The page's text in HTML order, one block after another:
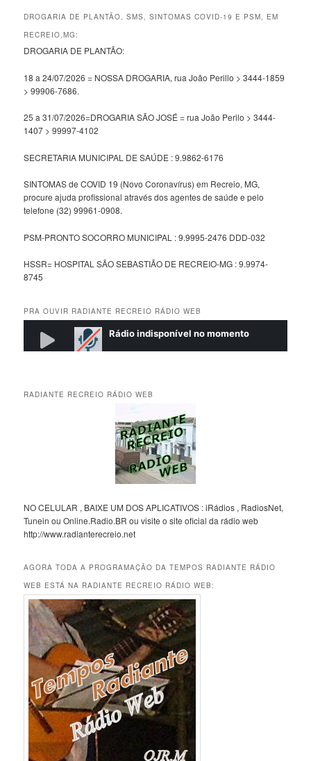
DROGARIA DE PLANTÃO, SMS, SINTOMAS COVID-19 E PSM, EM
RECREIO,MG:
DROGARIA DE PLANTÃO:
18 a 24/07/2026 = NOSSA DROGARIA, rua João Perillo > 3444-1859
> 99906-7686.
25 a 31/07/2026=DROGARIA SÃO JOSÉ = rua João Perilo > 3444-
1407 > 99997-4102
SECRETARIA MUNICIPAL DE SAÚDE : 9.9862-6176
SINTOMAS de COVID 19 (Novo Coronavírus) em Recreio, MG,
procure ajuda profissional através dos agentes de saúde e pelo
telefone (32) 99961-0908.
PSM-PRONTO SOCORRO MUNICIPAL : 9.9995-2476 DDD-032
HSSR= HOSPITAL SÃO SEBASTIÃO DE RECREIO-MG : 9.9974-
8745
PRA OUVIR RADIANTE RECREIO RÁDIO WEB
RADIANTE RECREIO RÁDIO WEB
NO CELULAR , BAIXE UM DOS APLICATIVOS : iRádios , RadiosNet,
Tunein ou Online.Radio.BR ou visite o site oficial da rádio web
http://www.radianterecreio.net
AGORA TODA A PROGRAMAÇÃO DA TEMPOS RADIANTE RÁDIO
WEB ESTÁ NA RADIANTE RECREIO RÁDIO WEB: